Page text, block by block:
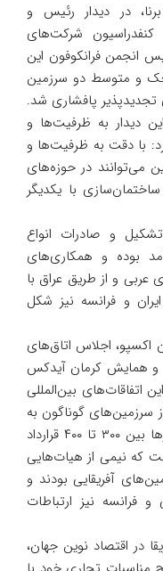
در دیدار رئیس و
کنفدراسیون شرکت‌های
انجمن فرانکوفون این
و متوسط دو سرزمین
پافشاری شد.
دیدار به ظرفیت‌ها و
با دقت به ظرفیت‌ها و
می‌توانند در حوزه‌های
با یکدیگر
و صادرات انواع
بوده و همکاری‌های
عربی و از طریق عراق با
و فرانسه نیز شکل
اکسپو، اجلاس اتاق‌های
و همایش کرمان آیدکس
اتفاقات‌های بین‌المللی
شد، بالغ بر ۴۷ هیات از سرزمین‌های گوناگون به
ایران سفر کردند و در قالب همین دیدار‌ها بین ۳۰۰ تا ۴۰۰ قرارداد
که نیمی از هیات‌هایی
آفریقایی بودند و
فرانسه نیز ارتباطات
در اقتصاد نوین جهان،